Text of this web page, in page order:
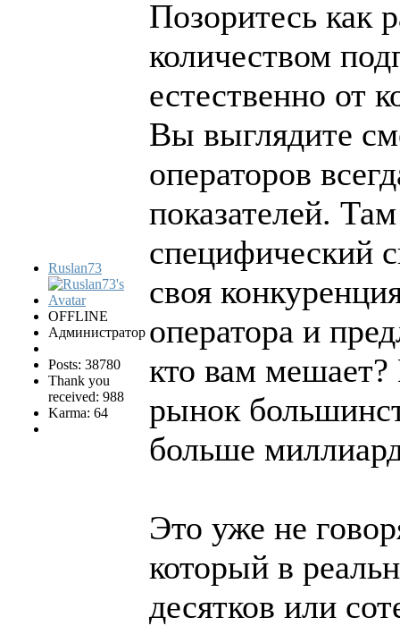
Ruslan73
OFFLINE
Администратор
Posts: 38780
Thank you
received: 988
Karma: 64
Позоритесь как
количеством
естественно от
Вы выглядите
операторов
показателей.
специфический
своя
оператора и
кто вам
рынок
больше
Это уже не
который в
десятков или